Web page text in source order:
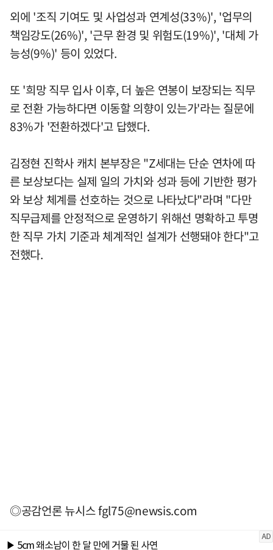
외에 '조직 기여도 및 사업성과 연계성(33%)', '업무의
책임강도(26%)', '근무 환경 및 위험도(19%)', '대체 가
능성(9%)' 등이 있었다.
또 '희망 직무 입사 이후, 더 높은 연봉이 보장되는 직무
로 전환 가능하다면 이동할 의향이 있는가'라는 질문에
83%가 '전환하겠다'고 답했다.
김정현 진학사 캐치 본부장은 "Z세대는 단순 연차에 따
른 보상보다는 실제 일의 가치와 성과 등에 기반한 평가
와 보상 체계를 선호하는 것으로 나타났다"라며 "다만
직무급제를 안정적으로 운영하기 위해선 명확하고 투명
한 직무 가치 기준과 체계적인 설계가 선행돼야 한다"고
전했다.
◎공감언론 뉴시스fgl75@newsis.com